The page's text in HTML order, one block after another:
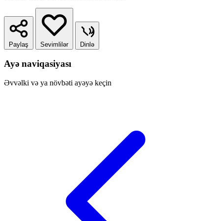
Paylaş Sevimlilər Dinlə
Ayə naviqasiyası
Əvvəlki və ya növbəti ayəyə keçin